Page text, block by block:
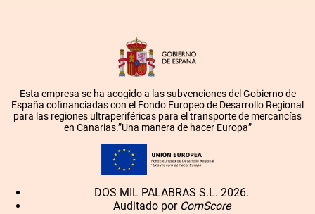
Esta empresa se ha acogido a las subvenciones del Gobierno de
España cofinanciadas con el Fondo Europeo de Desarrollo Regional
para las regiones ultraperiféricas para el transporte de mercancías
en Canarias.”Una manera de hacer Europa”
DOS MIL PALABRAS S.L. 2026.
Auditado por ComScore